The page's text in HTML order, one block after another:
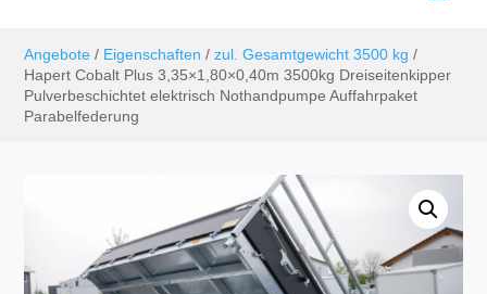
Angebote / Eigenschaften /zul. Gesamtgewicht 3500 kg /
Hapert Cobalt Plus 3,35×1,80×0,40m 3500kg Dreiseitenkipper
Pulverbeschichtet elektrisch Nothandpumpe Auffahrpaket
Parabelfederung